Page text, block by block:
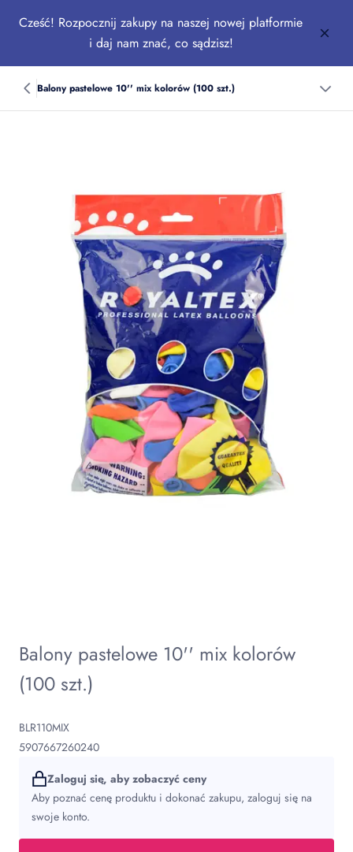
Cześć! Rozpocznij zakupy na naszej nowej platformie
i daj nam znać, co sądzisz!
Balony pastelowe 10'' mix kolorów (100 szt.)
Balony pastelowe 10'' mix kolorów
(100 szt.)
BLR110MIX
5907667260240
Zaloguj się, aby zobaczyć ceny
Aby poznać cenę produktu i dokonać zakupu, zaloguj się na
swoje konto.